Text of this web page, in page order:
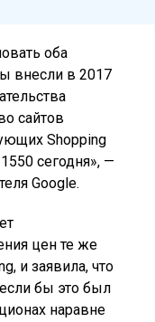
оба
внесли в 2017
сайтов
Shopping
сегодня», —
Google.
цен те же
и заявила, что
если бы это был
наравне